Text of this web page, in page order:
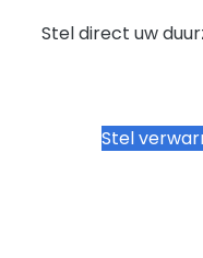
Stel direct uw
Stel